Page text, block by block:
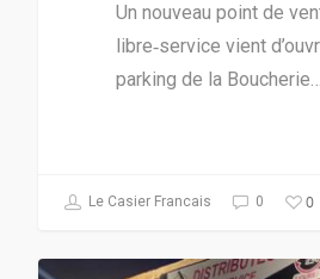
Un nouveau point de
libre‑service vient
parking de la Boucherie…
Le Casier Francais 0 0